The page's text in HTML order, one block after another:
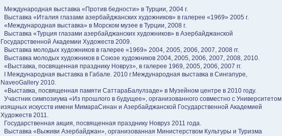
Международная выставка «Против бедности» в Турции, 2004 г.
Выставка «Италия глазами азербайджанских художников» в галерее «1969» 2005 г.
«Международная выставка» в Морском музее в Турции, 2008 г.
Выставка «Турция глазами азербайджанских художников» в Азербайджанской
Государственной Академии Художеств 2009.
Выставка молодых художников в галерее «1969» 2004, 2005, 2006, 2007, 2008 гг.
Выставка молодых художников в Союзе художников 2004, 2005, 2006, 2007, 2008, 2010.
«Выставка, посвященная празднику Новруз», в галерее 1969, 2005, 2006, 2007 гг.
I Международная выставка в Габале. 2010 г.Международная выставка в Сингапуре,
NaveoGallery 2010.
«Выставка, посвященная памяти СаттараБалулзаде» в Музейном центре в 2010 году.
Участник симпозиума «Из прошлого в будущее», организованного совместно с Университетом
изящных искусств имени МимараСинан и Азербайджанской Государственной Академией
Художеств 2011.
Государственная акция, посвященная празднику Новруз 2011 года.
Выставка «Выживи Азербайджан», организованная Министерством Культуры и Туризма